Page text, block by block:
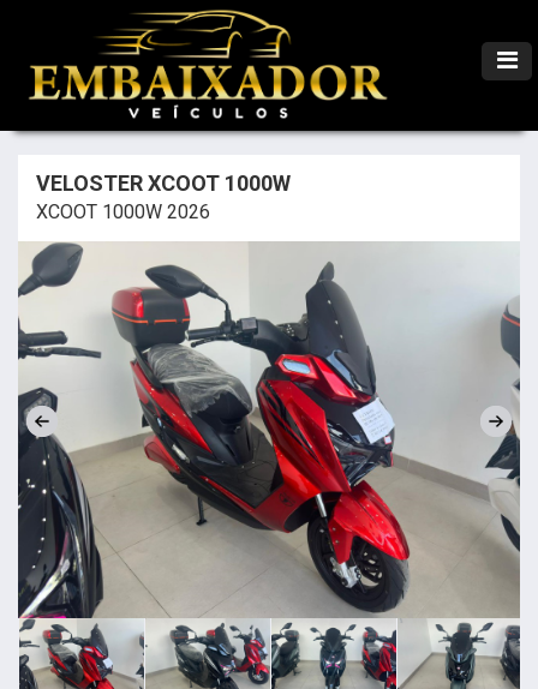
VELOSTER XCOOT 1000W
XCOOT 1000W 2026